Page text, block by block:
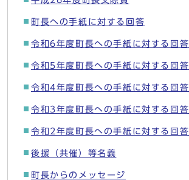
町長への手紙に対する回答
令和6年度町長への手紙に対する回答
令和5年度町長への手紙に対する回答
令和4年度町長への手紙に対する回答
令和3年度町長への手紙に対する回答
令和2年度町長への手紙に対する回答
後援（共催）等名義
町長からのメッセージ